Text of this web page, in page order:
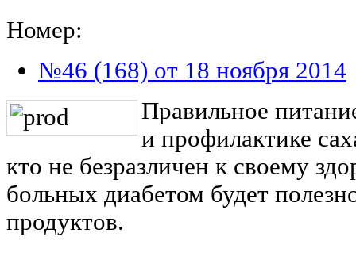
Номер:
№46 (168) от 18 ноября 2014
Правильное
и профилактике
кто не безразличен к своему
больных диабетом будет
продуктов.